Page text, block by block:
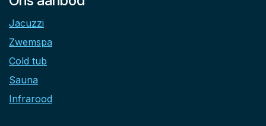
Jacuzzi
Zwemspa
Cold tub
Sauna
Infrarood